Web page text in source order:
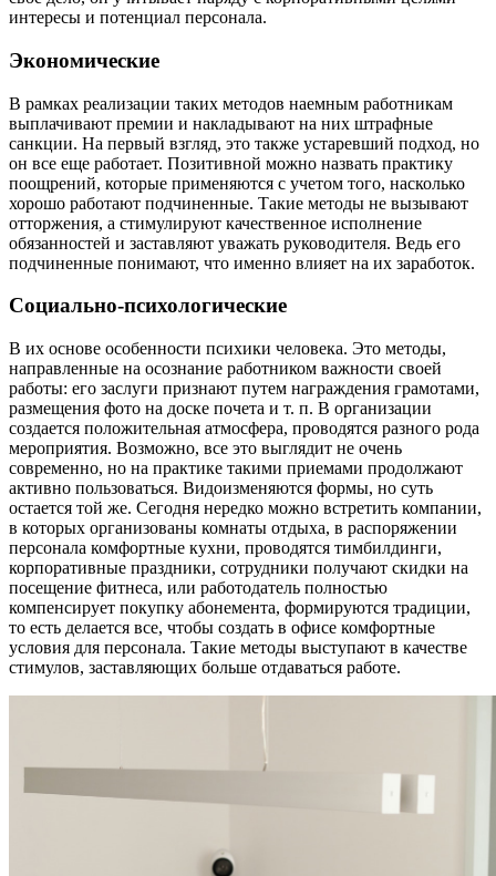
интересы и потенциал персонала.
Экономические
В рамках реализации таких методов наемным работникам
выплачивают премии и накладывают на них штрафные
санкции. На первый взгляд, это также устаревший подход, но
он все еще работает. Позитивной можно назвать практику
поощрений, которые применяются с учетом того, насколько
хорошо работают подчиненные. Такие методы не вызывают
отторжения, а стимулируют качественное исполнение
обязанностей и заставляют уважать руководителя. Ведь его
подчиненные понимают, что именно влияет на их заработок.
Социально-психологические
В их основе особенности психики человека. Это методы,
направленные на осознание работником важности своей
работы: его заслуги признают путем награждения грамотами,
размещения фото на доске почета и т. п. В организации
создается положительная атмосфера, проводятся разного рода
мероприятия. Возможно, все это выглядит не очень
современно, но на практике такими приемами продолжают
активно пользоваться. Видоизменяются формы, но суть
остается той же. Сегодня нередко можно встретить компании,
в которых организованы комнаты отдыха, в распоряжении
персонала комфортные кухни, проводятся тимбилдинги,
корпоративные праздники, сотрудники получают скидки на
посещение фитнеса, или работодатель полностью
компенсирует покупку абонемента, формируются традиции,
то есть делается все, чтобы создать в офисе комфортные
условия для персонала. Такие методы выступают в качестве
стимулов, заставляющих больше отдаваться работе.